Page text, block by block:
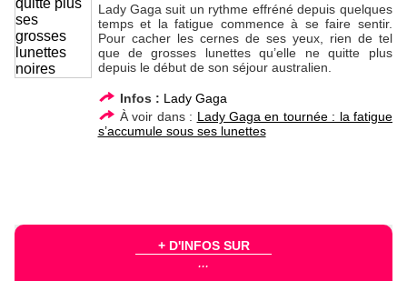
Lady Gaga suit un rythme effréné depuis quelques
temps et la fatigue commence à se faire sentir.
Pour cacher les cernes de ses yeux, rien de tel
que de grosses lunettes qu’elle ne quitte plus
depuis le début de son séjour australien.
Infos : Lady Gaga
À voir dans : Lady Gaga en tournée : la fatigue
s’accumule sous ses lunettes
+ D'INFOS SUR
...